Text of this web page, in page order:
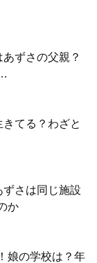
あずさの父親？
きてる？わざと
ずさは同じ施設
か
娘の学校は？年